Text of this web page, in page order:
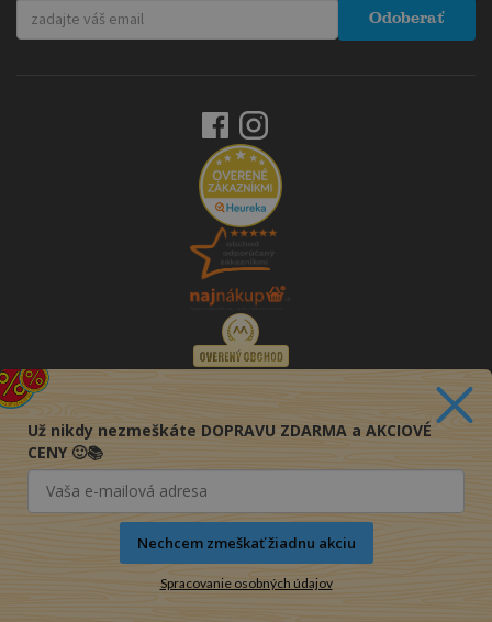
Odoberať
Už nikdy nezmeškáte DOPRAVU ZDARMA a AKCIOVÉ
CENY 🙂📚
Nechcem zmeškať žiadnu akciu
Spracovanie osobných údajov